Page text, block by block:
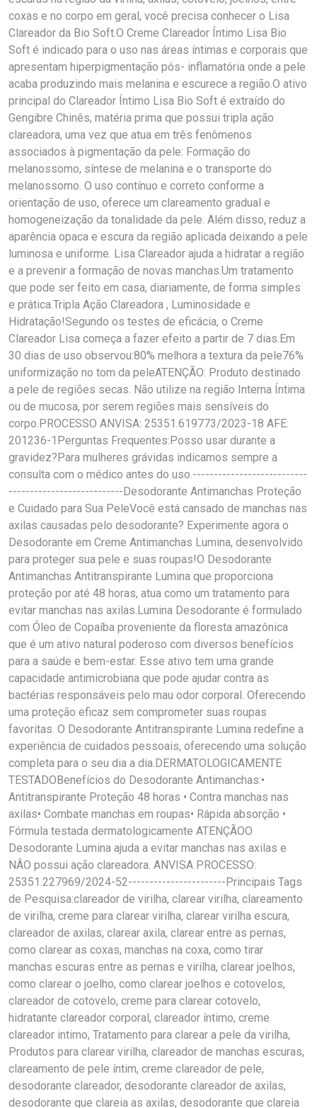
coxas e no corpo em geral, você precisa conhecer o Lisa
Clareador da Bio Soft.O Creme Clareador Íntimo Lisa Bio
Soft é indicado para o uso nas áreas íntimas e corporais que
apresentam hiperpigmentação pós- inflamatória onde a pele
acaba produzindo mais melanina e escurece a região.O ativo
principal do Clareador Íntimo Lisa Bio Soft é extraído do
Gengibre Chinês, matéria prima que possui tripla ação
clareadora, uma vez que atua em três fenômenos
associados à pigmentação da pele: Formação do
melanossomo, síntese de melanina e o transporte do
melanossomo. O uso contínuo e correto conforme a
orientação de uso, oferece um clareamento gradual e
homogeneização da tonalidade da pele. Além disso, reduz a
aparência opaca e escura da região aplicada deixando a pele
luminosa e uniforme. Lisa Clareador ajuda a hidratar a região
e a prevenir a formação de novas manchas.Um tratamento
que pode ser feito em casa, diariamente, de forma simples
e prática.Tripla Ação Clareadora , Luminosidade e
Hidratação!Segundo os testes de eficácia, o Creme
Clareador Lisa começa a fazer efeito a partir de 7 dias.Em
30 dias de uso observou:80% melhora a textura da pele76%
uniformização no tom da peleATENÇÃO: Produto destinado
a pele de regiões secas. Não utilize na região Interna Íntima
ou de mucosa, por serem regiões mais sensíveis do
corpo.PROCESSO ANVISA: 25351.619773/2023-18 AFE:
201236-1Perguntas Frequentes:Posso usar durante a
gravidez?Para mulheres grávidas indicamos sempre a
consulta com o médico antes do uso.---------------------------
---------------------------Desodorante Antimanchas Proteção
e Cuidado para Sua PeleVocê está cansado de manchas nas
axilas causadas pelo desodorante? Experimente agora o
Desodorante em Creme Antimanchas Lumina, desenvolvido
para proteger sua pele e suas roupas!O Desodorante
Antimanchas Antitranspirante Lumina que proporciona
proteção por até 48 horas, atua como um tratamento para
evitar manchas nas axilas.Lumina Desodorante é formulado
com Óleo de Copaíba proveniente da floresta amazônica
que é um ativo natural poderoso com diversos benefícios
para a saúde e bem-estar. Esse ativo tem uma grande
capacidade antimicrobiana que pode ajudar contra as
bactérias responsáveis pelo mau odor corporal. Oferecendo
uma proteção eficaz sem comprometer suas roupas
favoritas. O Desodorante Antitranspirante Lumina redefine a
experiência de cuidados pessoais, oferecendo uma solução
completa para o seu dia a dia.DERMATOLOGICAMENTE
TESTADOBenefícios do Desodorante Antimanchas:•
Antitranspirante Proteção 48 horas • Contra manchas nas
axilas• Combate manchas em roupas• Rápida absorção •
Fórmula testada dermatologicamente ATENÇÃOO
Desodorante Lumina ajuda a evitar manchas nas axilas e
NÂO possui ação clareadora. ANVISA PROCESSO:
25351.227969/2024-52-----------------------Principais Tags
de Pesquisa:clareador de virilha, clarear virilha, clareamento
de virilha, creme para clarear virilha, clarear virilha escura,
clareador de axilas, clarear axila, clarear entre as pernas,
como clarear as coxas, manchas na coxa, como tirar
manchas escuras entre as pernas e virilha, clarear joelhos,
como clarear o joelho, como clarear joelhos e cotovelos,
clareador de cotovelo, creme para clarear cotovelo,
hidratante clareador corporal, clareador íntimo, creme
clareador intimo, Tratamento para clarear a pele da virilha,
Produtos para clarear virilha, clareador de manchas escuras,
clareamento de pele íntim, creme clareador de pele,
desodorante clareador, desodorante clareador de axilas,
desodorante que clareia as axilas, desodorante que clareia